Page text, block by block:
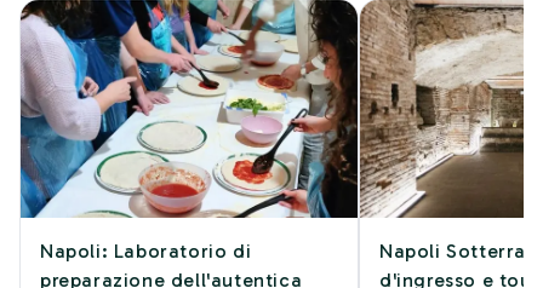
Napoli: Laboratorio di
preparazione dell'autentica
Napoli
d'ingresso e